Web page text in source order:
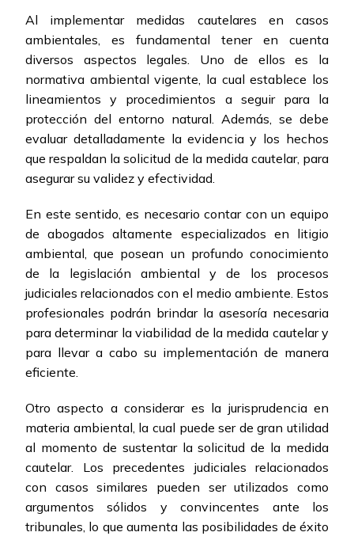
Al implementar medidas cautelares en casos
ambientales, es fundamental tener en cuenta
diversos aspectos legales. Uno de ellos es la
normativa ambiental vigente, la cual establece los
lineamientos y procedimientos a seguir para la
protección del entorno natural. Además, se debe
evaluar detalladamente la evidencia y los hechos
que respaldan la solicitud de la medida cautelar, para
asegurar su validez y efectividad.
En este sentido, es necesario contar con un equipo
de abogados altamente especializados en litigio
ambiental, que posean un profundo conocimiento
de la legislación ambiental y de los procesos
judiciales relacionados con el medio ambiente. Estos
profesionales podrán brindar la asesoría necesaria
para determinar la viabilidad de la medida cautelar y
para llevar a cabo su implementación de manera
eficiente.
Otro aspecto a considerar es la jurisprudencia en
materia ambiental, la cual puede ser de gran utilidad
al momento de sustentar la solicitud de la medida
cautelar. Los precedentes judiciales relacionados
con casos similares pueden ser utilizados como
argumentos sólidos y convincentes ante los
tribunales, lo que aumenta las posibilidades de éxito